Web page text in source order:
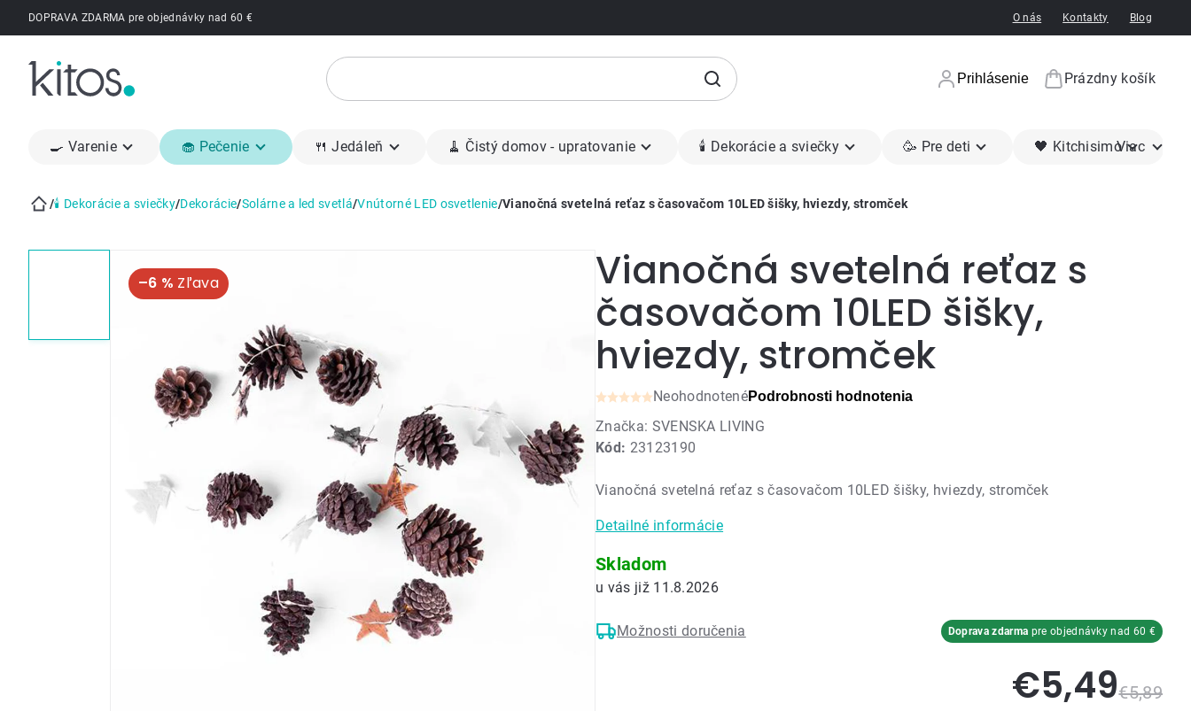
PrejsťDOPRAVA ZDARMA pre objednávky nad 60 € O nás Kontakty Blog
Prihlásenie
Nákupný
Prázdny košík
🍳 Varenie 🧁 Pečenie 🍴 Jedáleň 🧹 Čistý domov - upratovanie 🕯 Dekorácie a sviečky 🥳 Pre deti 🖤 KitchisimoViac
/🕯 Dekorácie a sviečky/Dekorácie/Solárne a led svetlá/Vnútorné LED osvetlenie/Vianočná svetelná reťaz s časovačom 10LED šišky, hviezdy, stromček
–6 %
Vianočná svetelná reťaz s
časovačom 10LED šišky,
hviezdy, stromček
Kód: 23123190
Priemerné
hodnotenie
produktu
0,0
5
hviezdičiek.
NeohodnotenéPodrobnosti hodnotenia
Značka: SVENSKA LIVING
Vianočná svetelná reťaz s časovačom 10LED šišky, hviezdy, stromček
Detailné informácie
Skladom
11.8.2026
Možnosti doručenia Doprava zdarma pre objednávky nad 60 €
€5,89
€5,49